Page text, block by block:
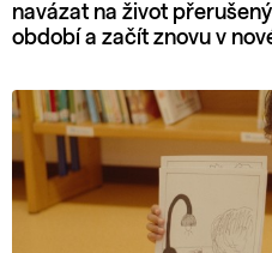
navázat na život
období a začít znovu v